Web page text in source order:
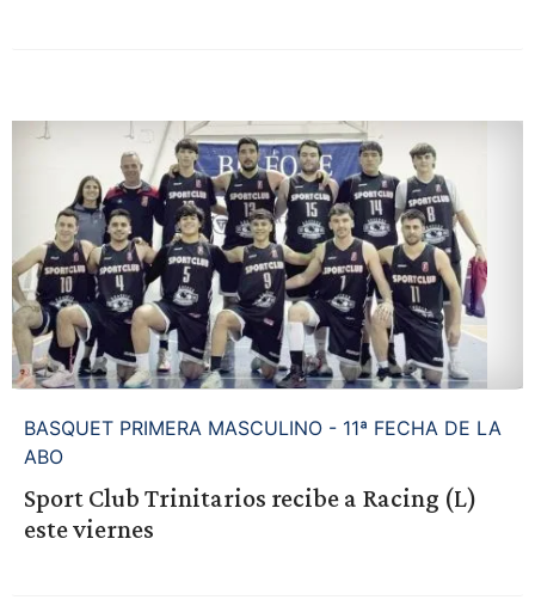
BASQUET PRIMERA MASCULINO - 11ª FECHA DE LA
ABO
Sport Club Trinitarios recibe a Racing (L)
este viernes